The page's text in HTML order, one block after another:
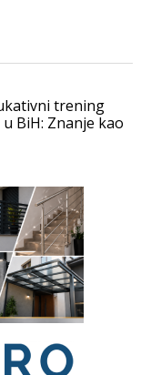
trening
BiH: Znanje kao